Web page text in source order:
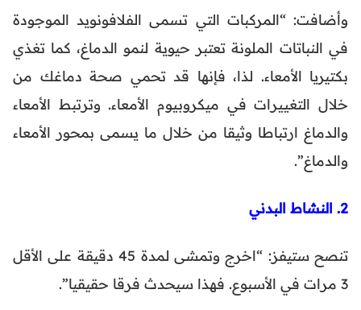
وأضافت: “المركبات التي تسمى الفلافونويد الموجودة
في النباتات الملونة تعتبر حيوية لنمو الدماغ، كما تغذي
بكتيريا الأمعاء. لذا، فإنها قد تحمي صحة دماغك من
خلال التغييرات في ميكروبيوم الأمعاء. وترتبط الأمعاء
والدماغ ارتباطا وثيقا من خلال ما يسمى بمحور الأمعاء
والدماغ”.
2. النشاط البدني
تنصح ستيفز: “اخرج وتمشى لمدة 45 دقيقة على الأقل
3 مرات في الأسبوع. فهذا سيحدث فرقا حقيقيا”.